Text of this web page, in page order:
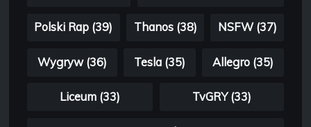
Polski Rap (39) Thanos (38) NSFW (37)
Wygryw (36) Tesla (35) Allegro (35)
Liceum (33) TvGRY (33)